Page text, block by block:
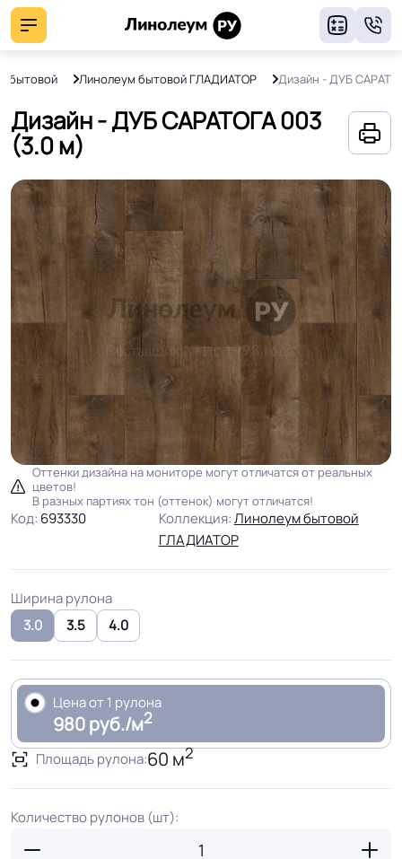
бытовой Линолеум бытовой ГЛАДИАТОР Дизайн - ДУБ
Дизайн - ДУБ САРАТОГА 003
(3.0 м)
Оттенки дизайна на мониторе могут отличатся от реальных
цветов!
В разных партиях тон (оттенок) могут отличатся!
Код: 693330 Коллекция:Линолеум бытовой
ГЛАДИАТОР
Ширина рулона
3.0
3.5 4.0
Цена от 1 рулона
980 руб./м2
Площадь рулона:60 м2
Количество рулонов (шт):